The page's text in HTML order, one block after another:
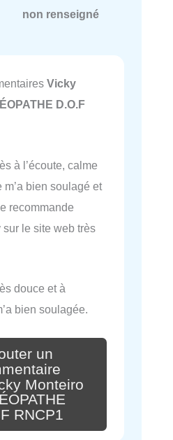
non renseigné
Vicky
D.O.F
à l’écoute, calme
bien soulagé et
recommande
le site web très
douce et à
bien soulagée.
un
Monteiro
RNCP1